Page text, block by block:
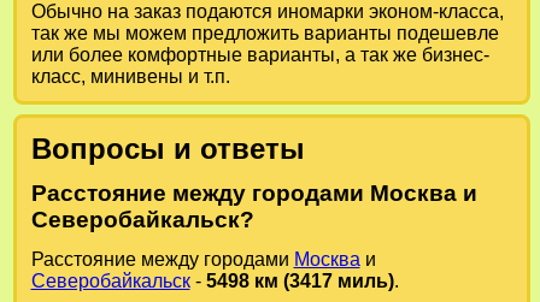
Обычно на заказ подаются иномарки эконом-класса,
так же мы можем предложить варианты подешевле
или более комфортные варианты, а так же бизнес-
класс, минивены и т.п.
Вопросы и ответы
Расстояние между городами Москва и
Северобайкальск?
Расстояние между городами Москва и
Северобайкальск- 5498 км (3417 миль).